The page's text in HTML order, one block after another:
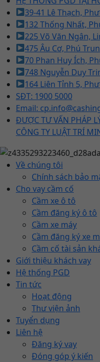
39-41 Lê Thạch,
132 Thống Nhất,
225 Võ Văn Ngân,
475 Âu Cơ, Phú
70 Phan Huy Ích,
748 Nguyễn Duy
164 Liên Tỉnh 5,
SĐT: 1900 5000
Email:
ĐƯỢC TƯ VẤN PHÁP
CÔNG TY LUẬT TRÍ
Về chúng tôi
Chính sách bảo
Cho vay cầm cố
Cầm xe ô tô
Cầm đăng ký ô tô
Cầm xe máy
Cầm đăng ký xe
Cầm cố tài sản
Giới thiệu khách vay
Hệ thống PGD
Tin tức
Hoạt động
Thư viện ảnh
Tuyển dụng
Liên hệ
Đăng ký vay
Đóng góp ý kiến